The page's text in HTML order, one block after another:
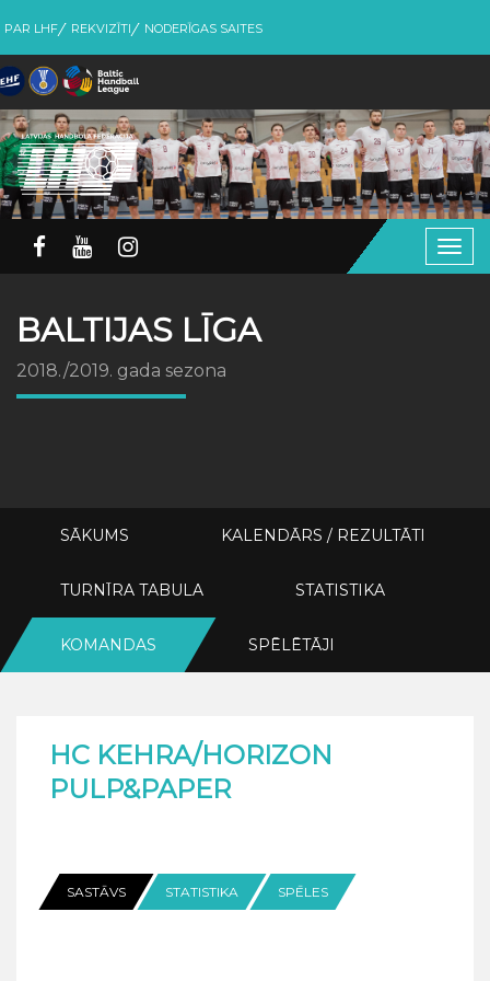
PAR LHF REKVIZĪTI NODERĪGAS SAITES
BALTIJAS LĪGA
2018./2019. gada sezona
SĀKUMS KALENDĀRS / REZULTĀTI
TURNĪRA TABULA STATISTIKA
KOMANDAS SPĒLĒTĀJI
HC KEHRA/HORIZON
PULP&PAPER
SASTĀVS STATISTIKA SPĒLES